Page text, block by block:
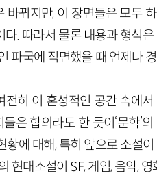
뀌지만, 이 장면들은 모두
. 따라서 물론 내용과 형식은
파국에 직면했을 때 언제나
히 이 혼성적인 공간 속에서
은 합의라도 한 듯이‘문학’의
에 대해, 특히 앞으로 소설이
현대소설이 SF, 게임, 음악, 영